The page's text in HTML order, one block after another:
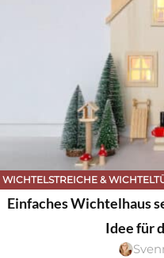
WICHTELSTREICHE &
WEIHNACHTEN
Einfaches Wichtelhaus
Idee für